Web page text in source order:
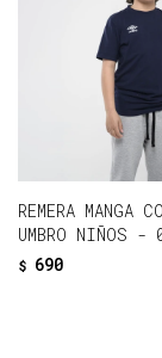
REMERA MANGA
UMBRO NIÑOS -
$ 690